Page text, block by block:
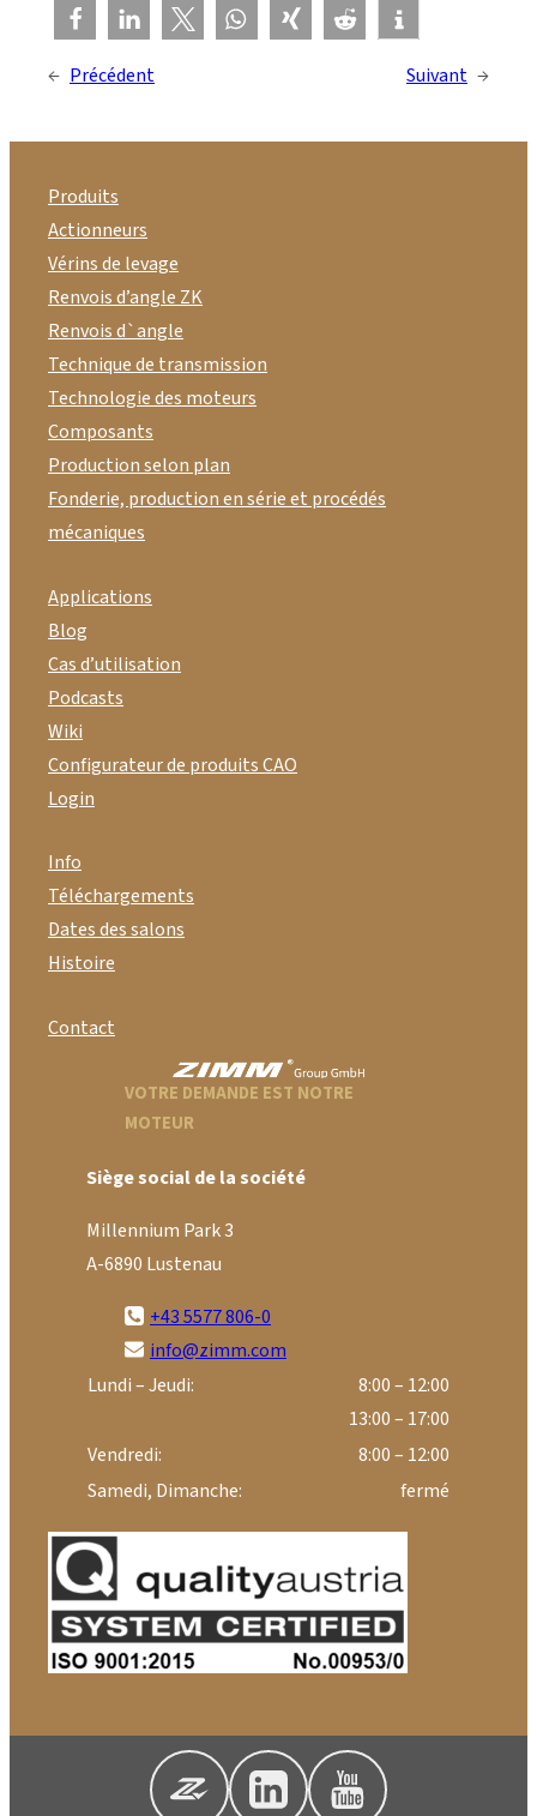
← Précédent Suivant →
Produits
Actionneurs
Vérins de levage
Renvois d’angle ZK
Renvois d`angle
Technique de transmission
Technologie des moteurs
Composants
Production selon plan
Fonderie, production en série et procédés
mécaniques
Applications
Blog
Cas d’utilisation
Podcasts
Wiki
Configurateur de produits CAO
Login
Info
Téléchargements
Dates des salons
Histoire
Contact
VOTRE DEMANDE EST NOTRE
MOTEUR
Siège social de la société
Millennium Park 3
A-6890 Lustenau
+43 5577 806-0
info@zimm.com
Lundi – Jeudi:
8:00 – 12:00
13:00 – 17:00
Vendredi:
8:00 – 12:00
Samedi, Dimanche:
fermé